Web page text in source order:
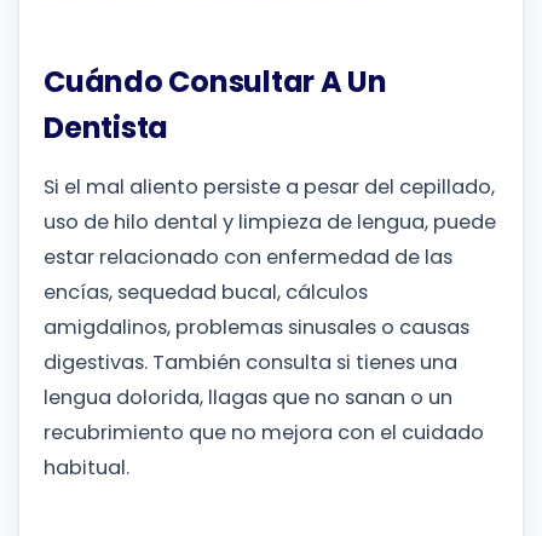
Cuándo Consultar A Un
Dentista
Si el mal aliento persiste a pesar del cepillado,
uso de hilo dental y limpieza de lengua, puede
estar relacionado con enfermedad de las
encías, sequedad bucal, cálculos
amigdalinos, problemas sinusales o causas
digestivas. También consulta si tienes una
lengua dolorida, llagas que no sanan o un
recubrimiento que no mejora con el cuidado
habitual.